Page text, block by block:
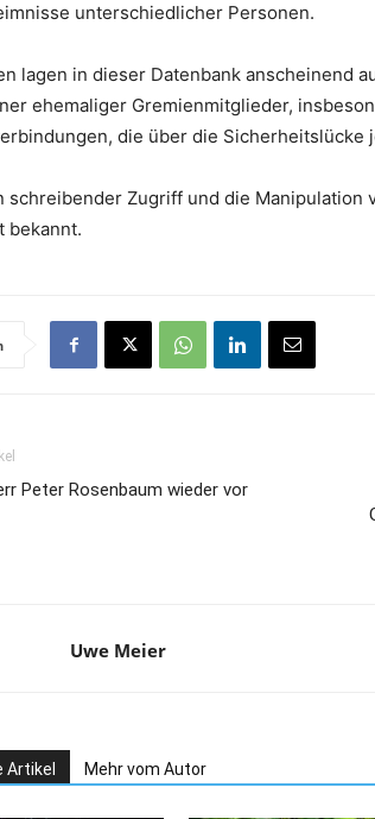
unterschiedlicher Personen.
lagen in dieser Datenbank anscheinend
ehemaliger Gremienmitglieder,
die über die Sicherheitslücke
schreibender Zugriff und die Manipulation
bekannt.
Peter Rosenbaum wieder vor
Uwe Meier
Artikel Mehr vom Autor